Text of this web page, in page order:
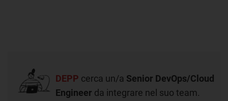
DEPP cerca un/a Senior DevOps/Cloud
Engineer da integrare nel suo team.